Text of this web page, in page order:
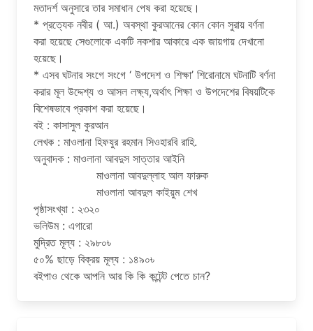
মতাদর্শ অনুসারে তার সমাধান পেষ করা হয়েছে।
* প্রত্যেক নবীর ( আ.) অবস্থা কুরআনের কোন কোন সুরায় বর্ণনা
করা হয়েছে সেগুলোকে একটি নকশার আকারে এক জায়গায় দেখানো
হয়েছে।
* এসব ঘটনার সংগে সংগে ‘ উপদেশ ও শিক্ষা’ শিরোনামে ঘটনাটি বর্ণনা
করার মূল উদ্দেশ্য ও আসল লক্ষ্য,অর্থাৎ শিক্ষা ও উপদেশের বিষয়টিকে
বিশেষভাবে প্রকাশ করা হয়েছে।
বই : কাসাসুল কুরআন
লেখক : মাওলানা হিফযুর রহমান সিওহারবি রাহি.
অনুবাদক : মাওলানা আবদুস সাত্তার আইনি
মাওলানা আবদুল্লাহ আল ফারুক
মাওলানা আবদুল কাইয়ুম শেখ
পৃষ্ঠাসংখ্যা : ২৩২০
ভলিউম : এগারো
মুদ্রিত মূল্য : ২৯৮০৳
৫০% ছাড়ে বিক্র‍য় মূল্য : ১৪৯০৳
বইপাও থেকে আপনি আর কি কি কন্টেন্ট পেতে চান?